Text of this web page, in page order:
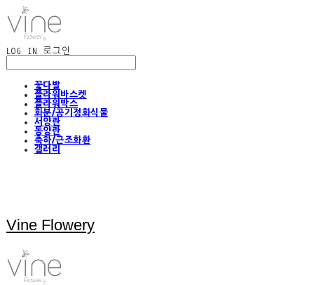
LOG IN 로그인
꽃다발
플라워바스켓
플라워박스
화분/공기정화식물
서양란
동양란
축하/근조화환
갤러리
Vine Flowery